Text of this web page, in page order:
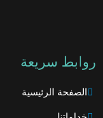
روابط سريعة
الصفحة الرئيسية